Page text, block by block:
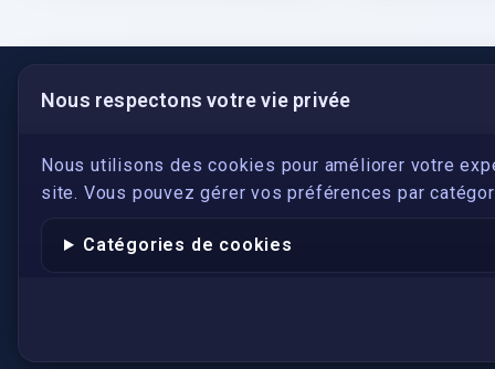
Nous respectons votre vie privée
Nous utilisons des cookies pour améliorer votre
site. Vous pouvez gérer vos préférences par
Catégories de cookies
LIENS UTILES
S'inscrire
Qui sommes-nous ?
Conformité